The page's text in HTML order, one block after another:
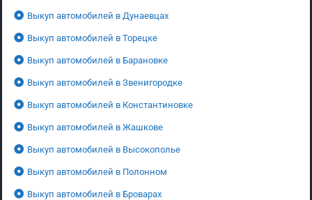
Выкуп автомобилей в Дунаевцах
Выкуп автомобилей в Торецке
Выкуп автомобилей в Барановке
Выкуп автомобилей в Звенигородке
Выкуп автомобилей в Константиновке
Выкуп автомобилей в Жашкове
Выкуп автомобилей в Высокополье
Выкуп автомобилей в Полонном
Выкуп автомобилей в Броварах